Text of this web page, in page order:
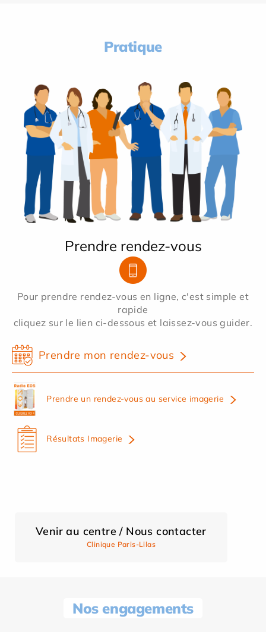
Pratique
Prendre rendez-vous
Pour prendre rendez-vous en ligne, c'est simple et
rapide
cliquez sur le lien ci-dessous et laissez-vous guider.
Prendre mon rendez-vous
Prendre un rendez-vous au service imagerie
Résultats Imagerie
Venir au centre / Nous contacter
Clinique Paris-Lilas
Nos engagements